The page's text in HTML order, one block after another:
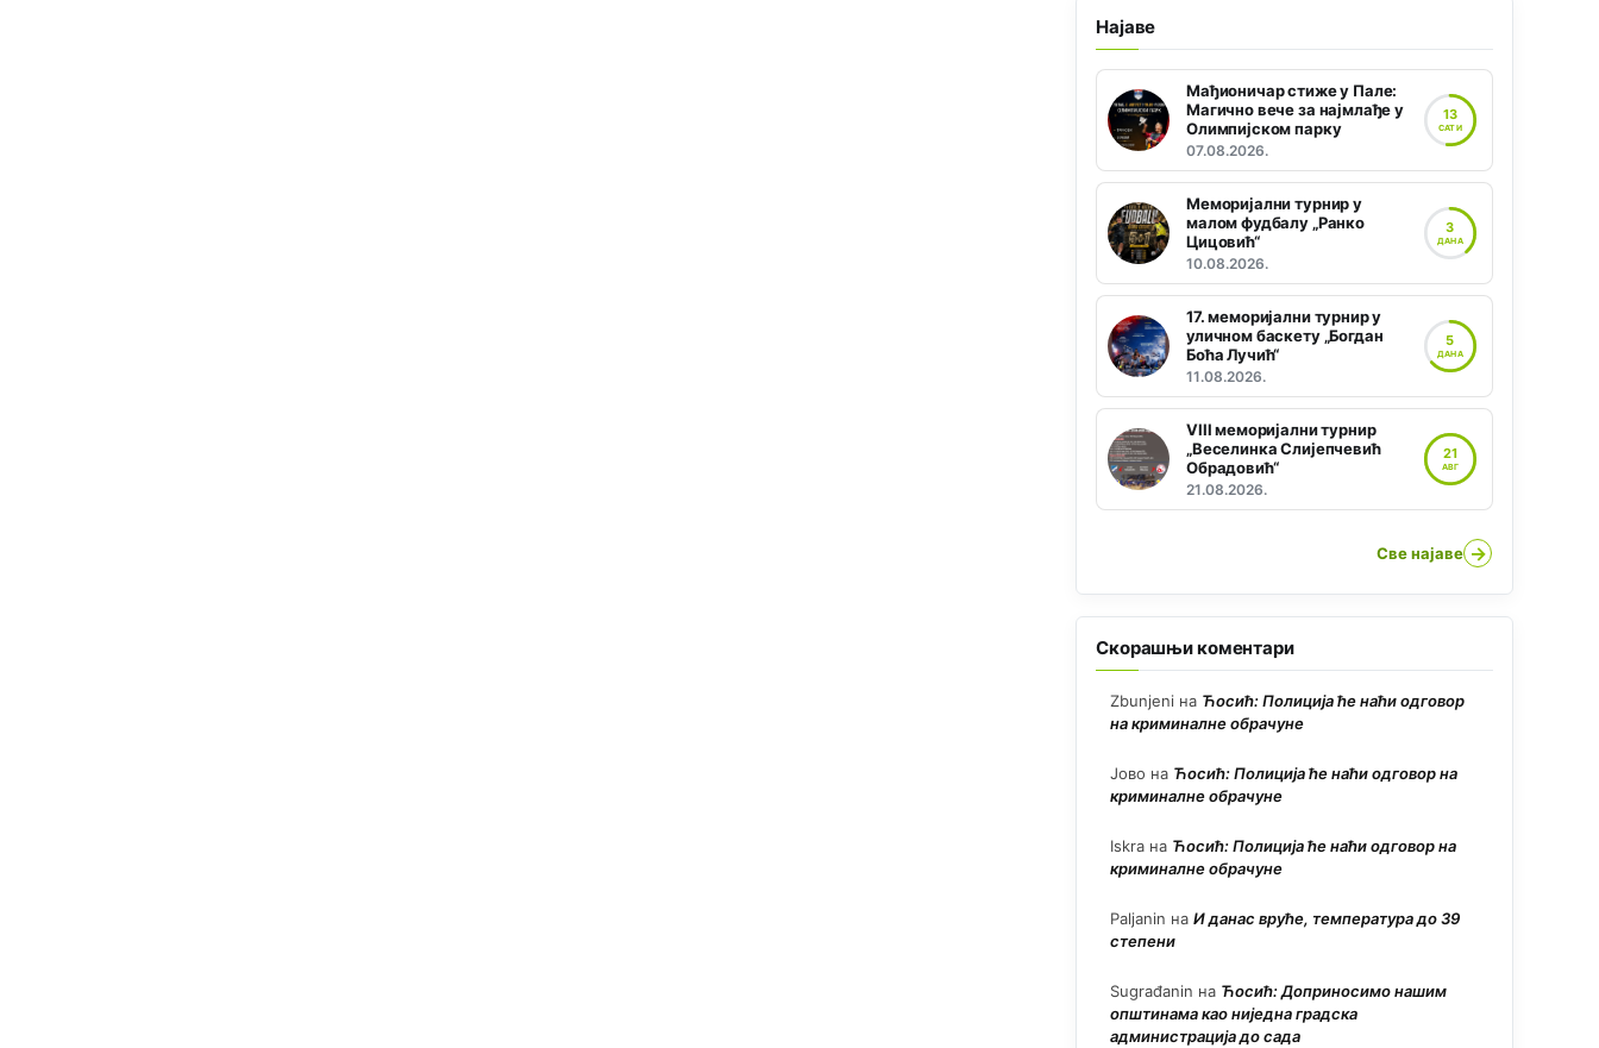
Најаве
Мађионичар стиже у Пале:
Магично вече за најмлађе у
Олимпијском парку
07.08.2026.
13
САТИ
Меморијални турнир у
малом фудбалу „Ранко
Цицовић“
10.08.2026.
3
ДАНА
17. меморијални турнир у
уличном баскету „Богдан
Боћа Лучић“
11.08.2026.
5
ДАНА
VIII меморијални турнир
„Веселинка Слијепчевић
Обрадовић“
21.08.2026.
21
АВГ
Све најаве →
Скорашњи коментари
Zbunjeni на Ћосић: Полиција ће наћи одговор
на криминалне обрачуне
Јово на Ћосић: Полиција ће наћи одговор на
криминалне обрачуне
Iskra на Ћосић: Полиција ће наћи одговор на
криминалне обрачуне
Paljanin на И данас вруће, температура до 39
степени
Sugrađanin на Ћосић: Доприносимо нашим
општинама као ниједна градска
администрација до сада